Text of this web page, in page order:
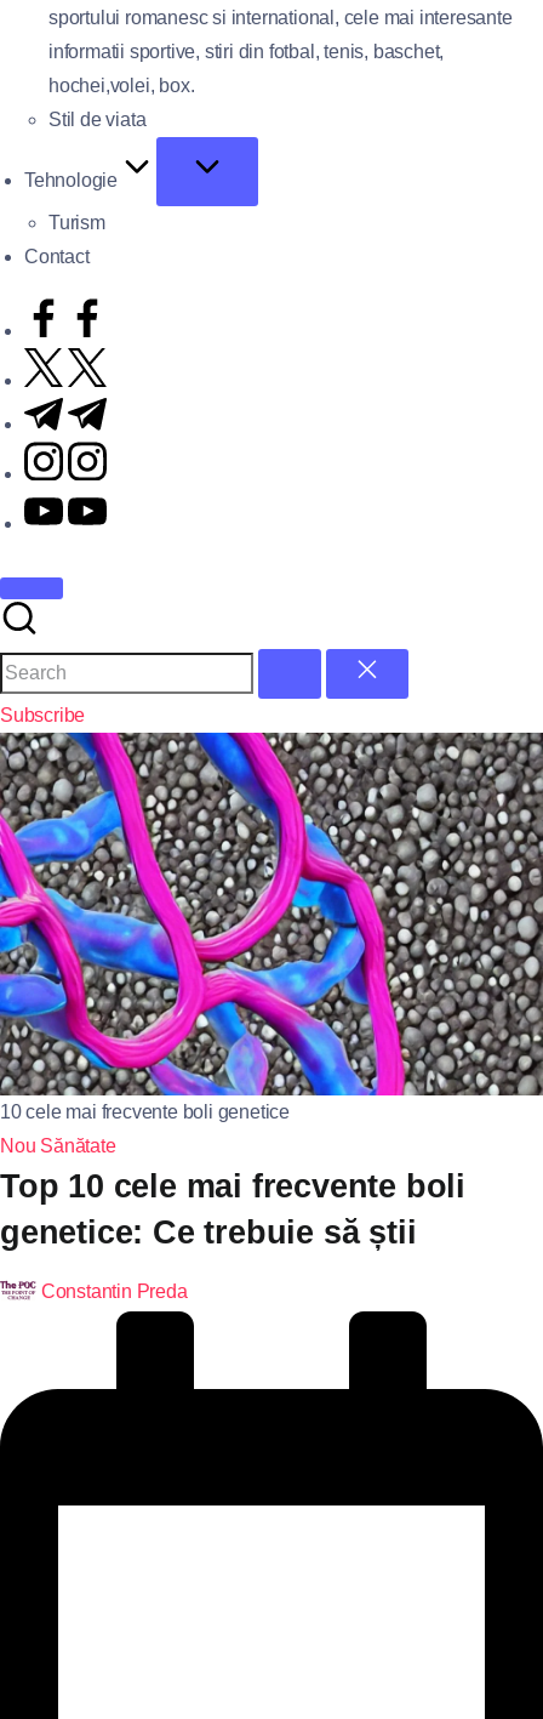
sportului romanesc si international, cele mai interesante
informatii sportive, stiri din fotbal, tenis, baschet,
hochei,volei, box.
Stil de viata
Tehnologie
Turism
Contact
Subscribe
10 cele mai frecvente boli genetice
Nou Sănătate
Top 10 cele mai frecvente boli
genetice: Ce trebuie să știi
Constantin Preda